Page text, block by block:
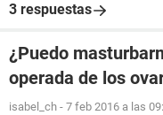
3 respuestas
¿Puedo
operada de los
isabel_ch - 7 feb 2016 a las